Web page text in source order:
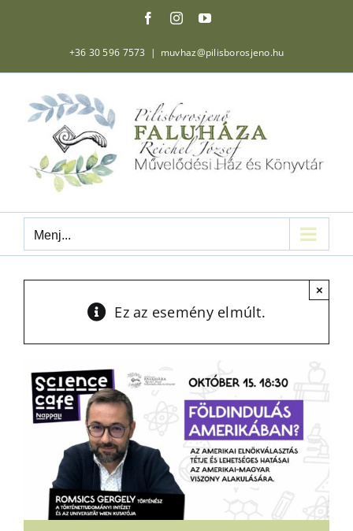
FacebookInstagramYouTube
+36 30 596 7573 | muvhaz@pilisborosjeno.hu
Menj...
Ez az esemény elmúlt.
×